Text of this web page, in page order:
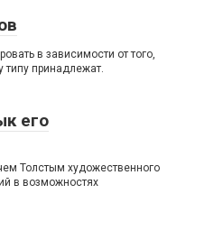
в зависимости от того,
типу принадлежат.
его
Толстым художественного
в возможностях